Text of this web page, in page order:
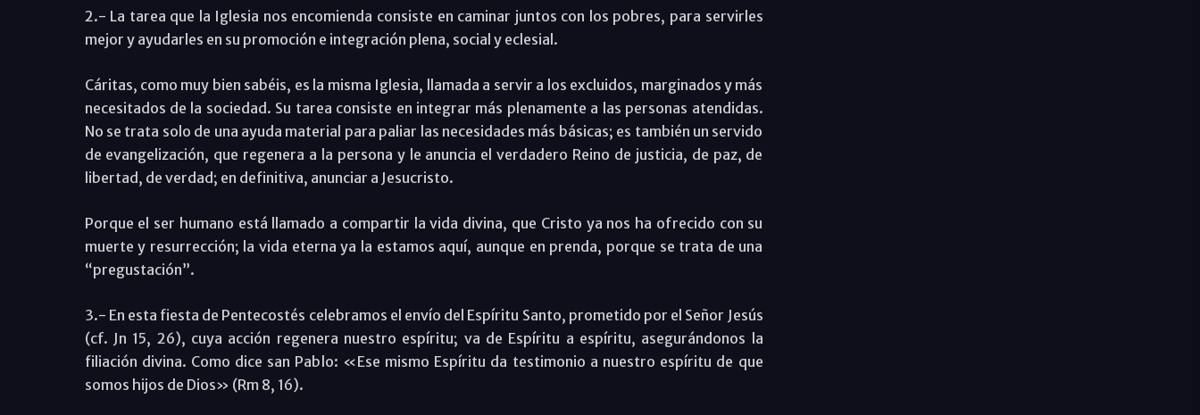
2.- La tarea que la Iglesia nos encomienda consiste en caminar juntos con los pobres, para servirles
mejor y ayudarles en su promoción e integración plena, social y eclesial.
Cáritas, como muy bien sabéis, es la misma Iglesia, llamada a servir a los excluidos, marginados y más
necesitados de la sociedad. Su tarea consiste en integrar más plenamente a las personas atendidas.
No se trata solo de una ayuda material para paliar las necesidades más básicas; es también un servido
de evangelización, que regenera a la persona y le anuncia el verdadero Reino de justicia, de paz, de
libertad, de verdad; en definitiva, anunciar a Jesucristo.
Porque el ser humano está llamado a compartir la vida divina, que Cristo ya nos ha ofrecido con su
muerte y resurrección; la vida eterna ya la estamos aquí, aunque en prenda, porque se trata de una
“pregustación”.
3.- En esta fiesta de Pentecostés celebramos el envío del Espíritu Santo, prometido por el Señor Jesús
(cf. Jn 15, 26), cuya acción regenera nuestro espíritu; va de Espíritu a espíritu, asegurándonos la
filiación divina. Como dice san Pablo: «Ese mismo Espíritu da testimonio a nuestro espíritu de que
somos hijos de Dios» (Rm 8, 16).